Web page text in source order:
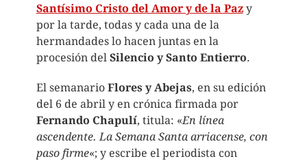
Santísimo Cristo del Amor y de la Pazy
por la tarde, todas y cada una de la
hermandades lo hacen juntas en la
procesión del Silencio y Santo Entierro.
El semanario Flores y Abejas, en su edición
del 6 de abril y en crónica firmada por
Fernando Chapulí, titula: «En línea
ascendente. La Semana Santa arriacense, con
paso firme«; y escribe el periodista con